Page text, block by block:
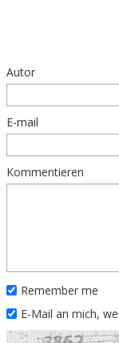
Autor
E-mail
Kommentieren
Remember me
E-Mail an mich,